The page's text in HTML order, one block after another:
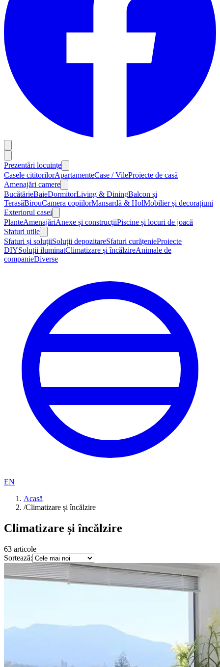
Prezentări locuințe
Casele cititorilorApartamenteCase / VileProiecte de casă
Amenajări camere
BucătărieBaieDormitorLiving & DiningBalcon și
TerasăBirouCamera copiilorMansardă & HolMobilier și decorațiuni
Exteriorul casei
PlanteAmenajăriAnexe și construcțiiPiscine și locuri de joacă
Sfaturi utile
Sfaturi și soluțiiSoluții depozitareSfaturi curățenieProiecte
DIYSoluții iluminatClimatizare și încălzireAnimale de
companieDiverse
EN
Acasă
/Climatizare și încălzire
Climatizare și încălzire
63 articole
Sortează: